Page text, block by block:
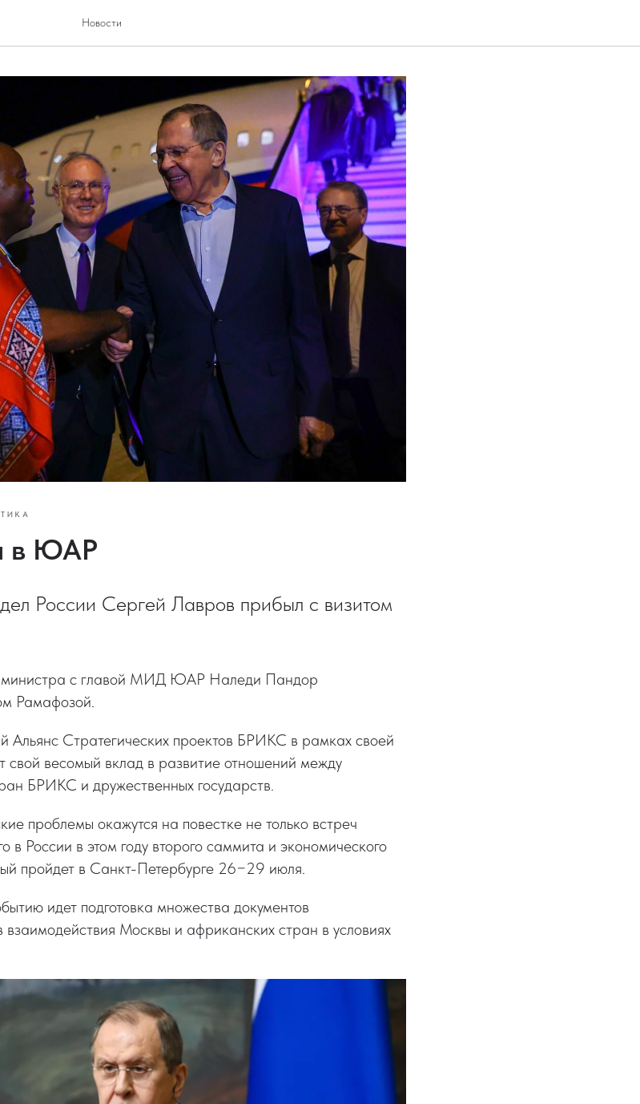
Новости
в ЮАР
России Сергей Лавров прибыл с визитом
министра с главой МИД ЮАР Наледи Пандор
Рамафозой.
Альянс Стратегических проектов БРИКС в рамках своей
свой весомый вклад в развитие отношений между
БРИКС и дружественных государств.
проблемы окажутся на повестке не только встреч
России в этом году второго саммита и экономического
пройдет в Санкт-Петербурге 26−29 июля.
идет подготовка множества документов
Москвы и африканских стран в условиях